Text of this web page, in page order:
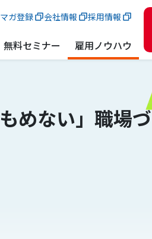
ガ登録 会社情報 採用情報
無料セミナー 雇用ノウハウ
めない」職場づ